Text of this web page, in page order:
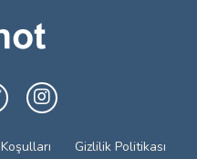
Gizlilik Politikası